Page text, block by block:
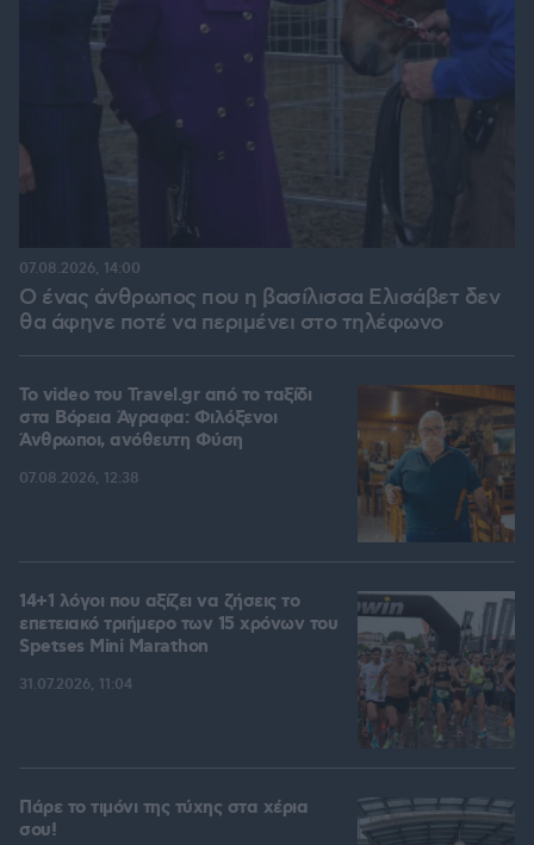
Ο ένας άνθρωπος που η βασίλισσα Ελισάβετ δεν
θα άφηνε ποτέ να περιμένει στο τηλέφωνο
07.08.2026, 14:00
To video του Travel.gr από το ταξίδι
στα Βόρεια Άγραφα: Φιλόξενοι
Άνθρωποι, ανόθευτη Φύση
07.08.2026, 12:38
14+1 λόγοι που αξίζει να ζήσεις το
επετειακό τριήμερο των 15 χρόνων του
Spetses Mini Marathon
31.07.2026, 11:04
Πάρε το τιμόνι της τύχης στα χέρια
σου!